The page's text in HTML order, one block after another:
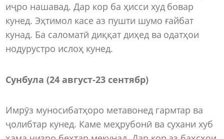
иҷро нашавад. Дар кор ба ҳисси худ бовар
кунед. Эҳтимол касе аз пушти шумо ғайбат
кунад. Ба саломатӣ диққат диҳед ва одатҳои
нодурустро ислоҳ кунед.
Сунбула (24 август-23 сентябр)
Имрӯз муносибатҳоро метавонед гармтар ва
ҷолибтар кунед. Каме меҳрубонӣ ва сухани хуб